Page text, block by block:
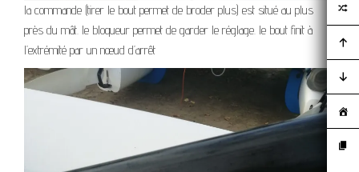
la commande (tirer le bout permet de broder plus) est situé au plus
près du mât. le bloqueur permet de garder le réglage. le bout finit à
l’extrémité par un nœud d’arrêt